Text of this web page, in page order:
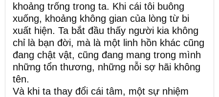
khoảng trống trong ta. Khi cái tôi buông
xuống, khoảng không gian của lòng từ bi
xuất hiện. Ta bắt đầu thấy người kia không
chỉ là bạn đời, mà là một linh hồn khác cũng
đang chật vật, cũng đang mang trong mình
những tổn thương, những nỗi sợ hãi không
tên.
Và khi ta thay đổi cái tâm, một sự nhiệm